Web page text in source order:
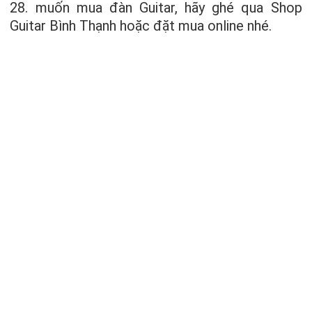
28. muốn mua đàn Guitar, hãy ghé qua Shop
Guitar Bình Thạnh hoặc đặt mua online nhé.